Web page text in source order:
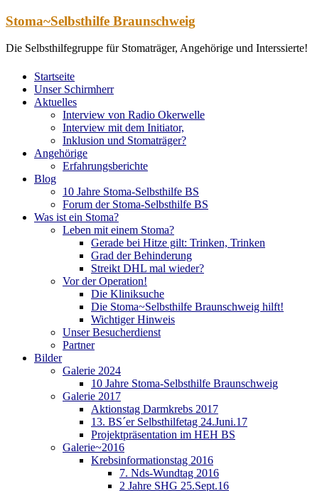
Zum
springen
Stoma~Selbsthilfe Braunschweig
Die Selbsthilfegruppe für Stomaträger, Angehörige und Interssierte!
Startseite
Unser Schirmherr
Aktuelles
Interview von Radio Okerwelle
Interview mit dem Initiator,
Inklusion und Stomaträger?
Angehörige
Erfahrungsberichte
Blog
10 Jahre Stoma-Selbsthilfe BS
Forum der Stoma-Selbsthilfe BS
Was ist ein Stoma?
Leben mit einem Stoma?
Gerade bei Hitze gilt: Trinken, Trinken
Grad der Behinderung
Streikt DHL mal wieder?
Vor der Operation!
Die Kliniksuche
Die Stoma~Selbsthilfe Braunschweig hilft!
Wichtiger Hinweis
Unser Besucherdienst
Partner
Bilder
Galerie 2024
10 Jahre Stoma-Selbsthilfe Braunschweig
Galerie 2017
Aktionstag Darmkrebs 2017
13. BS´er Selbsthilfetag 24.Juni.17
Projektpräsentation im HEH BS
Galerie~2016
Krebsinformationstag 2016
7. Nds-Wundtag 2016
2 Jahre SHG 25.Sept.16